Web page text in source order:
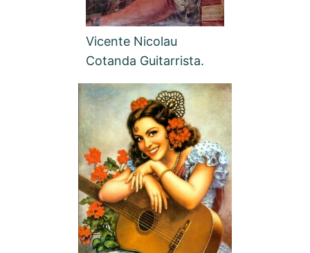
Vicente Nicolau
Cotanda Guitarrista.